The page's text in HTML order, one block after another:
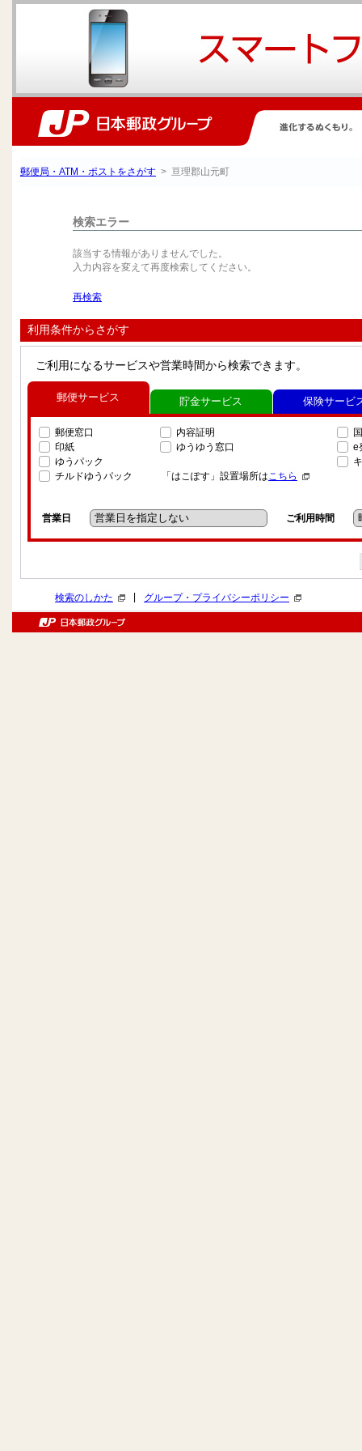
郵便局・ATM・ポストをさがす > 亘理郡山元町
検索エラー
該当する情報がありませんでした。
入力内容を変えて再度検索してください。
再検索
利用条件からさがす
ご利用になるサービスや営業時間から検索できます。
郵便サービス
郵便窓口
印紙
ゆうパック
チルドゆうパック
内容証明
ゆうゆう窓口
「はこぽす」設置場所はこちら
e
営業日 ご利用時間
貯金サービス 保険サービ
検索のしかた グループ・プライバシーポリシー